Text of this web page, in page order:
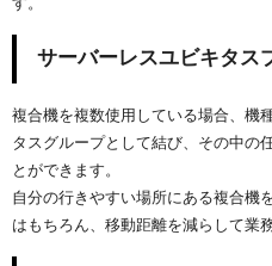
サーバーレスユビキタス
複合機を複数使用している場合、機
タスグループとして結び、その中の
とができます。
自分の行きやすい場所にある複合機
はもちろん、移動距離を減らして業